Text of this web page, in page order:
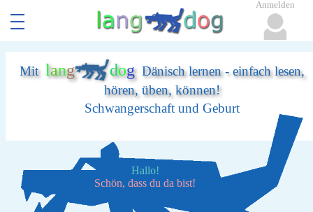
Mit lang dogDänisch lernen - einfach lesen,
hören, üben, können!
Schwangerschaft und Geburt
Hallo!
Schön, dass du da bist!
Anmelden